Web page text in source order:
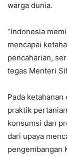
warga dunia.
“Indonesia
mencapai
pencaharian,
tegas Menteri
Pada
praktik
konsumsi dan
dari upaya
pengembangan